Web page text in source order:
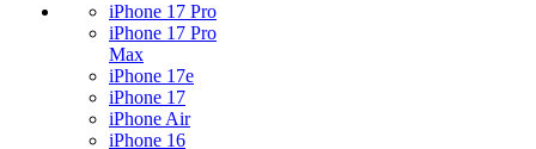
iPhone 17 Pro
iPhone 17 Pro
Max
iPhone 17e
iPhone 17
iPhone Air
iPhone 16